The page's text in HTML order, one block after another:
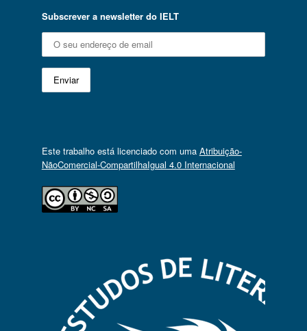
Subscrever a newsletter do IELT
Este trabalho está licenciado com uma Atribuição-
NãoComercial-CompartilhaIgual 4.0 Internacional